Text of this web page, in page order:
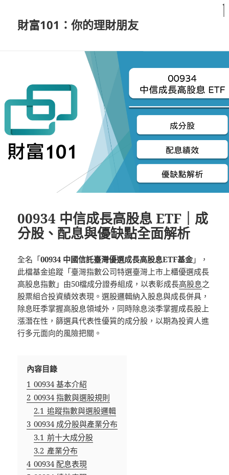
財富101：你的理財朋友
00934 中信成長高股息 ETF｜成
分股、配息與優缺點全面解析
全名「00934 中國信託臺灣優選成長高股息ETF基金」，
此檔基金追蹤「臺灣指數公司特選臺灣上市上櫃優選成長
高股息指數」由50檔成分證券組成，以表彰成長高股息之
股票組合投資績效表現。選股邏輯納入股息與成長併具，
除息旺季掌握高股息領域外，同時除息淡季掌握成長股上
漲潛在性，篩選具代表性優質的成分股，以期為投資人進
行多元面向的風險把關。
內容目錄
1 00934 基本介紹
2 00934 指數與選股規則
2.1 追蹤指數與選股邏輯
3 00934 成分股與產業分布
3.1 前十大成分股
3.2 產業分布
4 00934 配息表現